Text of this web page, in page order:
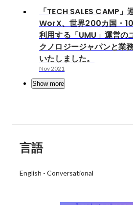
「TECH SALES CAMP」
WorX、世界200カ国・
利用する「UMU」運営の
クノロジージャパンと業
いたしました。
Nov 2021
Show more
言語
English - Conversational